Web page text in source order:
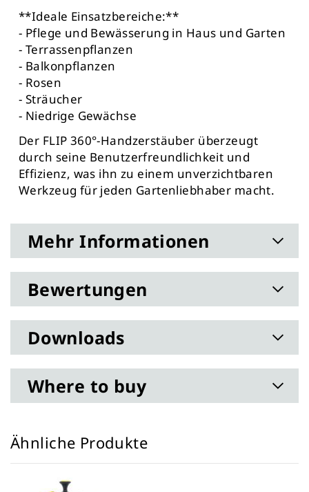
**Ideale Einsatzbereiche:**
- Pflege und Bewässerung in Haus und Garten
- Terrassenpflanzen
- Balkonpflanzen
- Rosen
- Sträucher
- Niedrige Gewächse
Der FLIP 360°-Handzerstäuber überzeugt
durch seine Benutzerfreundlichkeit und
Effizienz, was ihn zu einem unverzichtbaren
Werkzeug für jeden Gartenliebhaber macht.
Mehr Informationen
Bewertungen
Downloads
Where to buy
Ähnliche Produkte